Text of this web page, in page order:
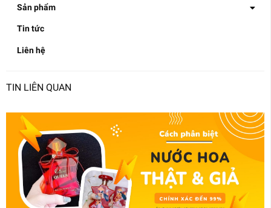
Sản phẩm
Tin tức
Liên hệ
TIN LIÊN QUAN